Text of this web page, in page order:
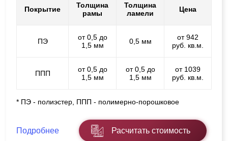
Покрытие
Толщина
рамы
Толщина
ламели
Цена
ПЭ
от 0,5 до
1,5 мм
0,5 мм
от 942
руб. кв.м.
ППП
от 0,5 до
1,5 мм
от 0,5 до
1,5 мм
от 1039
руб. кв.м.
* ПЭ - полиэстер, ППП - полимерно-порошковое
Подробнее Расчитать стоимость